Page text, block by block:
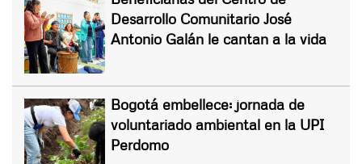
Desarrollo Comunitario José
Antonio Galán le cantan a la vida
Bogotá embellece: jornada de
voluntariado ambiental en la UPI
Perdomo